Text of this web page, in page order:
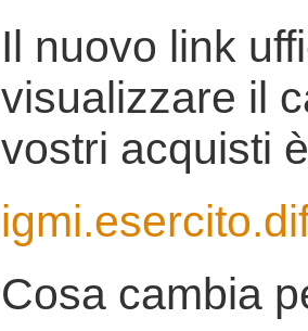
Il nuovo link
visualizzare il
vostri acquisti
Cosa cambia